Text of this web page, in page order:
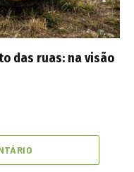
das ruas: na visão